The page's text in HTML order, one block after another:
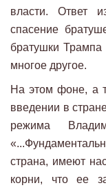
власти. Ответ
спасение
братушки
многое другое.
На этом фоне, а
введении в
режима
страна, имеют
корни, что ее